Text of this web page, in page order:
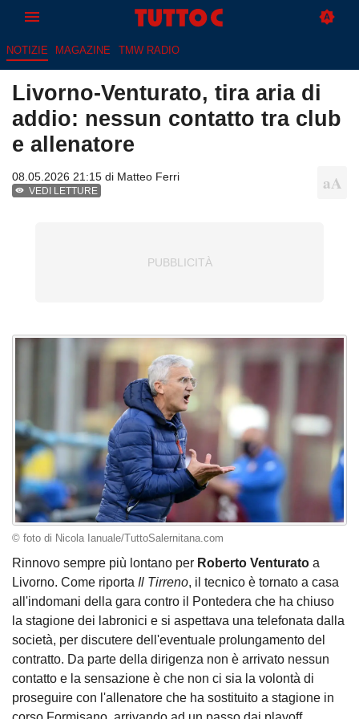
NOTIZIE MAGAZINE TMW RADIO
Livorno-Venturato, tira aria di
addio: nessun contatto tra club
e allenatore
08.05.2026 21:15 di Matteo Ferri
VEDI LETTURE
© foto di Nicola Ianuale/TuttoSalernitana.com
Rinnovo sempre più lontano per Roberto Venturato a
Livorno. Come riporta Il Tirreno, il tecnico è tornato a casa
all'indomani della gara contro il Pontedera che ha chiuso
la stagione dei labronici e si aspettava una telefonata dalla
società, per discutere dell'eventuale prolungamento del
contratto. Da parte della dirigenza non è arrivato nessun
contatto e la sensazione è che non ci sia la volontà di
proseguire con l'allenatore che ha sostituito a stagione in